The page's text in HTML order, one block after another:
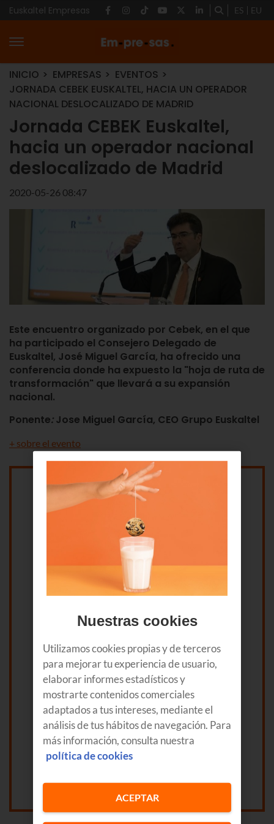
Euskaltel Empresas ES EU
INICIO EMPRESAS
EVENTOS
JORNADA CEBEK EUSKALTEL, HACIA UN OPERADOR
NACIONAL DESLOCALIZADO DE MADRID
Jornada CEBEK Euskaltel,
hacia un operador nacional
deslocalizado de Madrid
2020-05-26 08:47
Este encuentro organizado por Cebek, en el que
ha participado el Consejero Delegado de
Euskaltel, José Miguel García, ha ofrecido una
conferencia donde ha expuesto la "hoja de ruta de
transformación" que llevará a su expansión
nacional.
Ponente:Jose Miguel García, CEO Grupo Euskaltel
+ sobre el evento
Asistencia *
Presencial
Online
Al hacer click en el botón "Enviar" declaras
conocer y aceptar nuestra
Nuestras cookies
Utilizamos cookies propias y de terceros
para mejorar tu experiencia de usuario,
elaborar informes estadísticos y
mostrarte contenidos comerciales
adaptados a tus intereses, mediante el
análisis de tus hábitos de navegación. Para
más información, consulta nuestra
política de cookies
ACEPTAR